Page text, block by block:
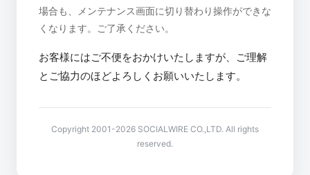
場合も、メンテナンス画面に切り替わり操作ができな
くなります。ご了承ください。
お客様にはご不便をおかけいたしますが、ご理解
とご協力のほどよろしくお願いいたします。
Copyright 2001-2026 SOCIALWIRE CO.,LTD. All rights
reserved.